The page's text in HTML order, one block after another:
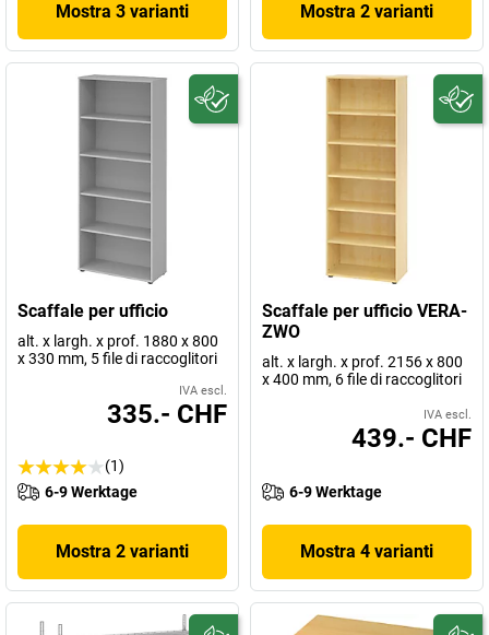
Mostra 3 varianti Mostra 2 varianti
Scaffale per ufficio
alt. x largh. x prof. 1880 x 800
x 330 mm, 5 file di raccoglitori
IVA escl.
335.- CHF
(1)
6-9 Werktage
Mostra 2 varianti
Scaffale per ufficio VERA-
ZWO
alt. x largh. x prof. 2156 x 800
x 400 mm, 6 file di raccoglitori
IVA escl.
439.- CHF
6-9 Werktage
Mostra 4 varianti